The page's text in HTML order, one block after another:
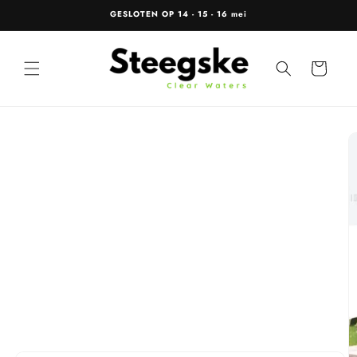
content
GESLOTEN OP 14 - 15 - 16 mei
Winkelwagen